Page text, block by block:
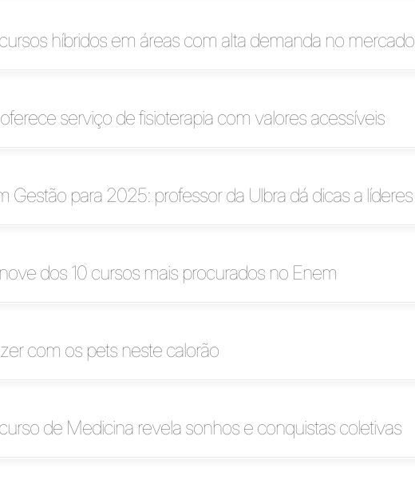
híbridos em áreas com alta demanda no mercado
serviço de fisioterapia com valores acessíveis
Gestão para 2025: professor da Ulbra dá dicas a líderes
dos 10 cursos mais procurados no Enem
com os pets neste calorão
de Medicina revela sonhos e conquistas coletivas